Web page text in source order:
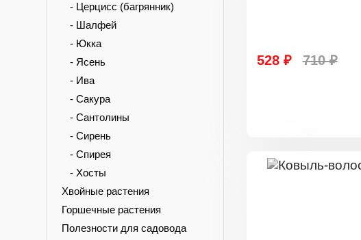
- Церцисс (багрянник)
- Шалфей
- Юкка
- Ясень
- Ива
- Сакура
- Сантолины
- Сирень
- Спирея
- Хосты
Хвойные растения
Горшечные растения
Полезности для садовода
528 ₽ 710 ₽